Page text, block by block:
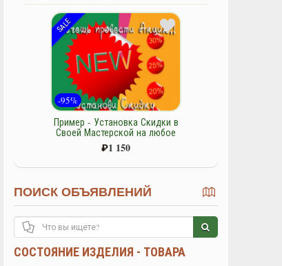
SALE
-95%
Пример - Установка Скидки в
Своей Мастерской на любое
изделие - товар
₽1 150
ПОИСК ОБЪЯВЛЕНИЙ
СОСТОЯНИЕ ИЗДЕЛИЯ - ТОВАРА